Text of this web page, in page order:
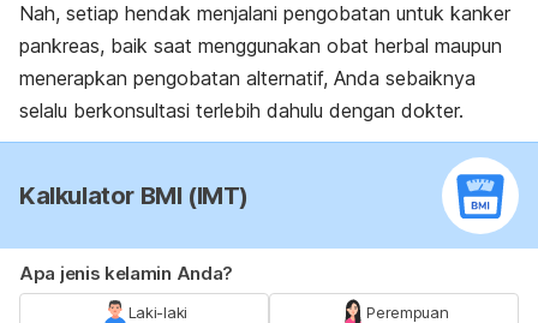
Nah, setiap hendak menjalani pengobatan untuk kanker
pankreas, baik saat menggunakan obat herbal maupun
menerapkan pengobatan alternatif, Anda sebaiknya
selalu berkonsultasi terlebih dahulu dengan dokter.
Kalkulator BMI (IMT)
Apa jenis kelamin Anda?
Laki-laki Perempuan